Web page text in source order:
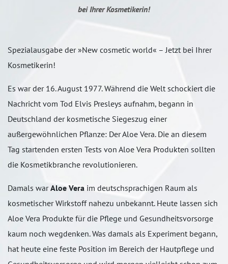
bei Ihrer Kosmetikerin!
Spezialausgabe der »New cosmetic world« – Jetzt bei Ihrer
Kosmetikerin!
Es war der 16. August 1977. Während die Welt schockiert die
Nachricht vom Tod Elvis Presleys aufnahm, begann in
Deutschland der kosmetische Siegeszug einer
außergewöhnlichen Pflanze: Der Aloe Vera. Die an diesem
Tag startenden ersten Tests von Aloe Vera Produkten sollten
die Kosmetikbranche revolutionieren.
Damals warAloe Vera im deutschsprachigen Raum als
kosmetischer Wirkstoff nahezu unbekannt. Heute lassen sich
Aloe Vera Produkte für die Pflege und Gesundheitsvorsorge
kaum noch wegdenken. Was damals als Experiment begann,
hat heute eine feste Position im Bereich der Hautpflege und